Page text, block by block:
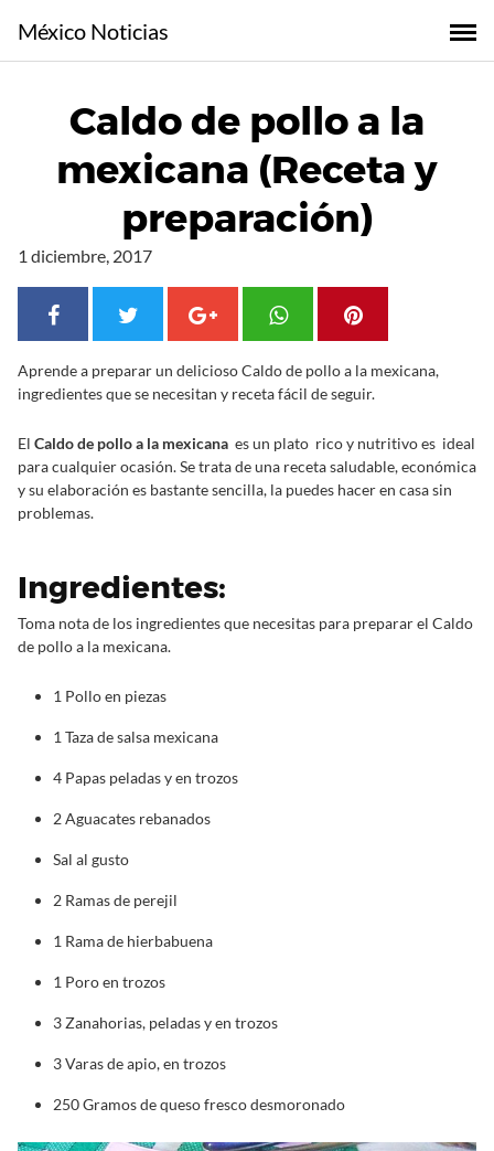
l
México Noticias
Caldo de pollo a la
mexicana (Receta y
preparación)
1 diciembre, 2017
Aprende a preparar un delicioso Caldo de pollo a la mexicana,
ingredientes que se necesitan y receta fácil de seguir.
El Caldo de pollo a la mexicana es un plato rico y nutritivo es ideal
para cualquier ocasión. Se trata de una receta saludable, económica
y su elaboración es bastante sencilla, la puedes hacer en casa sin
problemas.
Ingredientes:
Toma nota de los ingredientes que necesitas para preparar el Caldo
de pollo a la mexicana.
1 Pollo en piezas
1 Taza de salsa mexicana
4 Papas peladas y en trozos
2 Aguacates rebanados
Sal al gusto
2 Ramas de perejil
1 Rama de hierbabuena
1 Poro en trozos
3 Zanahorias, peladas y en trozos
3 Varas de apio, en trozos
250 Gramos de queso fresco desmoronado